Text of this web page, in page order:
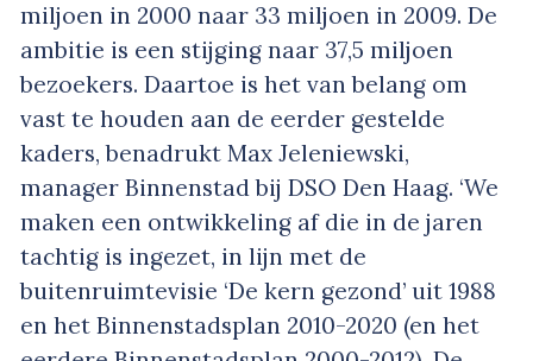
miljoen in 2000 naar 33 miljoen in 2009. De
ambitie is een stijging naar 37,5 miljoen
bezoekers. Daartoe is het van belang om
vast te houden aan de eerder gestelde
kaders, benadrukt Max Jeleniewski,
manager Binnenstad bij DSO Den Haag. ‘We
maken een ontwikkeling af die in de jaren
tachtig is ingezet, in lijn met de
buitenruimtevisie ‘De kern gezond’ uit 1988
en het Binnenstadsplan 2010-2020 (en het